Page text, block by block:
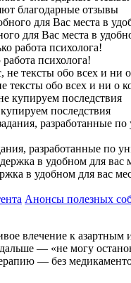
благодарные отзывы
для Вас места в
психолога!
тексты обо всех и ни
последствия
разработанные по
в удобном для вас
Анонсы полезных
влечение к
— «не могу
— без